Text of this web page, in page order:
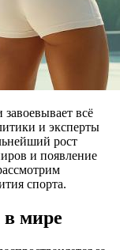
всё
и эксперты
рост
и появление
спорта.
в мире